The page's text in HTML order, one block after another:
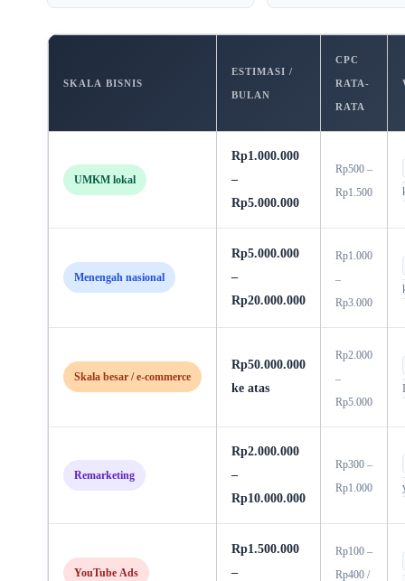
SKALA BISNIS
ESTIMASI /
BULAN
CPC
RATA-
RATA
UMKM lokal
Rp1.000.000
–
Rp5.000.000
Rp500 –
Rp1.500
Menengah nasional
Rp5.000.000
–
Rp20.000.000
Rp1.000
–
Rp3.000
Skala besar / e-commerce
Rp50.000.000
ke atas
Rp2.000
–
Rp5.000
Remarketing
Rp2.000.000
–
Rp10.000.000
Rp300 –
Rp1.000
YouTube Ads
Rp1.500.000
–
Rp100 –
Rp400 /